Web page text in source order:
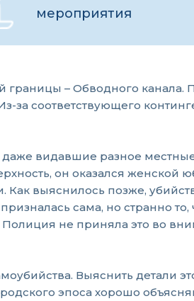
мероприятия
границы – Обводного
за соответствующего
видавшие разное
он оказался женской
Как выяснилось позже,
сама, но странно то,
не приняла это во
Выяснить детали
эпоса хорошо